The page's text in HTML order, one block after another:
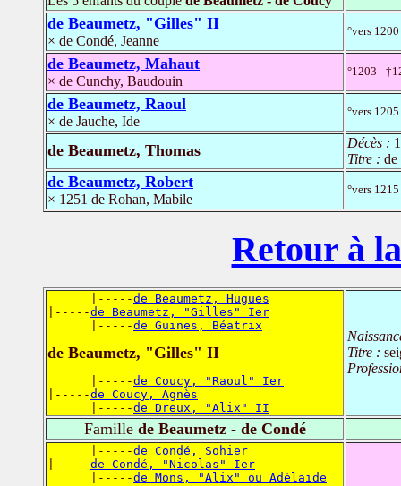
de Beaumetz, "Gilles" II
× de Condé, Jeanne
°vers
de Beaumetz, Mahaut
× de Cunchy, Baudouin
°1203 -
de Beaumetz, Raoul
× de Jauche, Ide
°vers
de Beaumetz, Thomas Décès :
Titre : de
de Beaumetz, Robert
× 1251 de Rohan, Mabile
°vers 1215
Retour à
      |-----
de Beaumetz, Hugues
|-----de Beaumetz, "Gilles" Ier
      |-----
de Guines, Béatrix
de Beaumetz, "Gilles" II
      |-----
de Coucy, "Raoul" Ier
|-----de Coucy, Agnès
      |-----
de Dreux, "Alix" II
Titre :
Famillede Beaumetz - de Condé
      |-----
de Condé, Sohier
|-----de Condé, "Nicolas" Ier
      |-----
de Mons, "Alix" ou Adélaïde